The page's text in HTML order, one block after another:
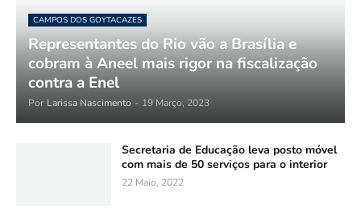
CAMPOS DOS GOYTACAZES
Representantes do Rio vão a Brasília e
cobram à Aneel mais rigor na fiscalização
contra a Enel
Por Larissa Nascimento - 19 Março, 2023
Secretaria de Educação leva posto móvel
com mais de 50 serviços para o interior
22 Maio, 2022